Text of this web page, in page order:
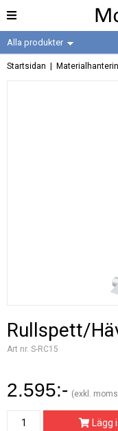
Alla produkter
Startsidan
Rullspett/
Art nr. S-RC15
2.595:- (exkl.
Lägg